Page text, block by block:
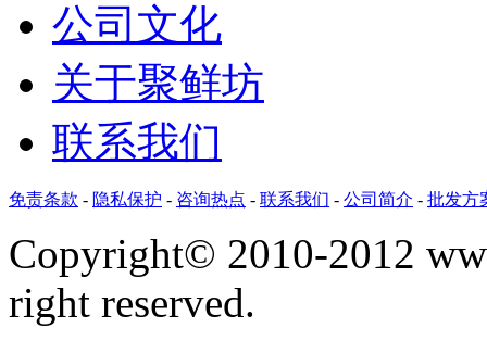
公司文化
关于聚鲜坊
联系我们
免责条款 - 隐私保护 - 咨询热点 - 联系我们 - 公司简介 - 批发方
Copyright© 2010-2012
right reserved.